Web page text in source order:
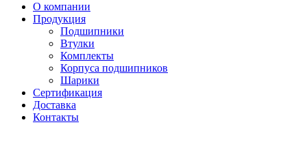
О компании
Продукция
Подшипники
Втулки
Комплекты
Корпуса подшипников
Шарики
Сертификация
Доставка
Контакты